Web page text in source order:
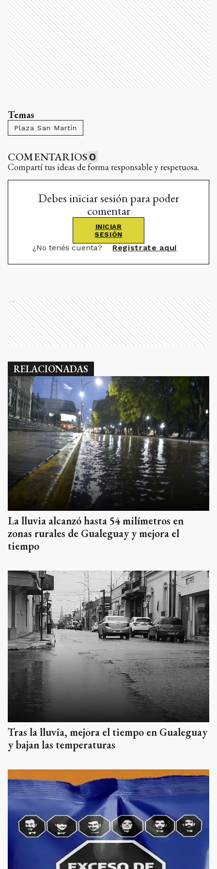
Temas
Plaza San Martín
COMENTARIOS 0
Compartí tus ideas de forma responsable y respetuosa.
Debes iniciar sesión para poder
comentar
INICIAR
SESIÓN
¿No tenés cuenta? Registrate aquí
Ads
RELACIONADAS
La lluvia alcanzó hasta 54 milímetros en
zonas rurales de Gualeguay y mejora el
tiempo
Tras la lluvia, mejora el tiempo en Gualeguay
y bajan las temperaturas